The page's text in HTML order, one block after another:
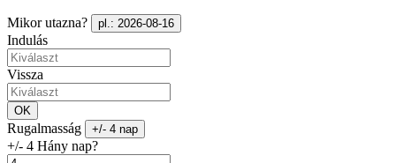
Mikor utazna? pl.: 2026-08-16
Indulás
Vissza
OK
Rugalmasság +/- 4 nap
+/- 4 Hány nap?